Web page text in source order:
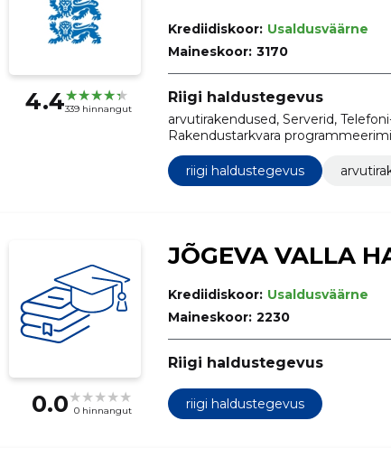
4.4339 hinnangut
Krediidiskoor: Usaldusväärne
Maineskoor: 3170
Riigi haldustegevus
arvutirakendused, Serverid,
Rakendustarkvara
programmeerimine,
hooldus, Tarkvara hooldus- ja
Tarkvara testimine
riigi haldustegevus
0.0 0 hinnangut
JÕGEVA VALLA
Krediidiskoor: Usaldusväärne
Maineskoor: 2230
Riigi haldustegevus
riigi haldustegevus